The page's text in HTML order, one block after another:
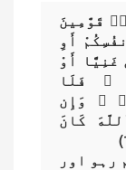
قَوَّٰمِينَ
أَوِ
أَوْ
فَلَا
وَإِن
كَانَ
رہو اور